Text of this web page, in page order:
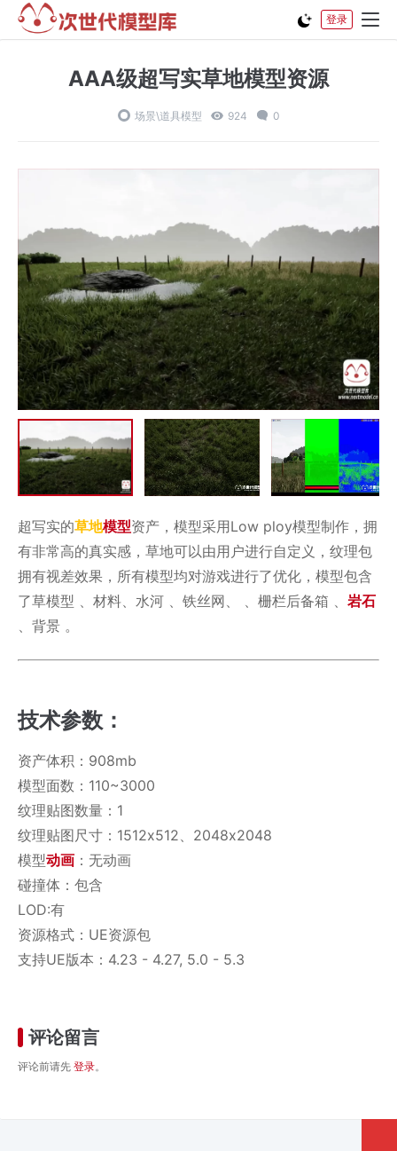
登录
AAA级超写实草地模型资源
场景\道具模型 924 0
超写实的草地模型资产，模型采用Low ploy模型制作，拥
有非常高的真实感，草地可以由用户进行自定义，纹理包
拥有视差效果，所有模型均对游戏进行了优化，模型包含
了草模型 、材料、水河 、铁丝网、 、栅栏后备箱 、 岩石
、背景 。
技术参数：
资产体积：908mb
模型面数：110~3000
纹理贴图数量：1
纹理贴图尺寸：1512x512、2048x2048
模型动画 ：无动画
碰撞体：包含
LOD:有
资源格式：UE资源包
支持UE版本：4.23 - 4.27, 5.0 - 5.3
评论留言
评论前请先 登录。